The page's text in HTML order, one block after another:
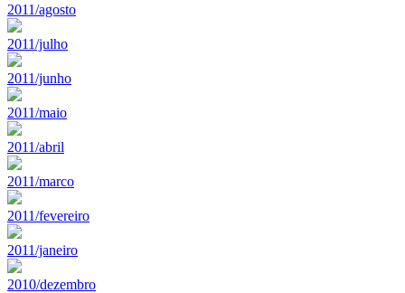
2011/agosto
2011/julho
2011/junho
2011/maio
2011/abril
2011/marco
2011/fevereiro
2011/janeiro
2010/dezembro